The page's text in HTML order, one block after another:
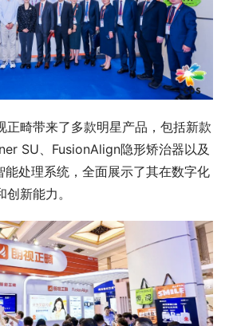
正畸带来了多款明星产品，包括新款
SU、FusionAlign隐形矫治器以及
能处理系统，全面展示了其在数字化
新能力。